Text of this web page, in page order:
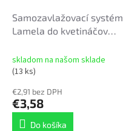
Samozavlažovací systém
Lamela do kvetináčov
Malwa, Duet 250
skladom na našom sklade
(13 ks)
€2,91 bez DPH
€3,58
Do košíka